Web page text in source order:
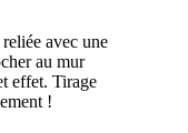
avec une
au mur
effet. Tirage
!